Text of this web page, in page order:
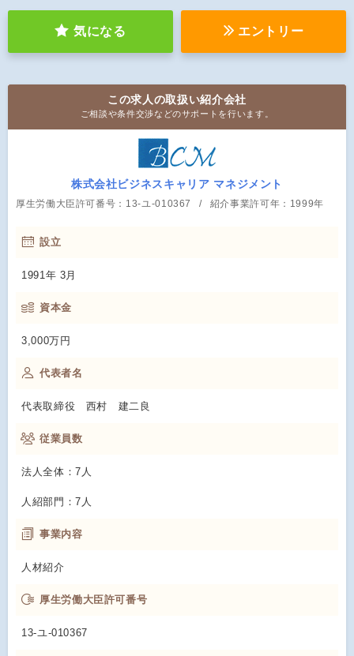
気になる エントリー
この求人の取扱い紹介会社
ご相談や条件交渉などのサポートを行います。
株式会社ビジネスキャリア マネジメント
厚生労働大臣許可番号：13-ユ-010367 紹介事業許可年：1999年
設立
1991年 3月
資本金
3,000万円
代表者名
代表取締役 西村 建二良
従業員数
法人全体：7人
人紹部門：7人
事業内容
人材紹介
厚生労働大臣許可番号
13-ユ-010367